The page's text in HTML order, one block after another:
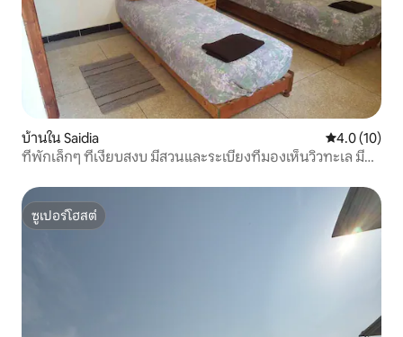
บ้านใน Saidia คะแนนเฉลี่ย
4.0 (10)
ที่พักเล็กๆ ที่เงียบสงบ มีสวนและระเบียงที่มองเห็นวิวทะเล มี
ซูเปอร์โฮสต์
ซูเปอร์โฮสต์